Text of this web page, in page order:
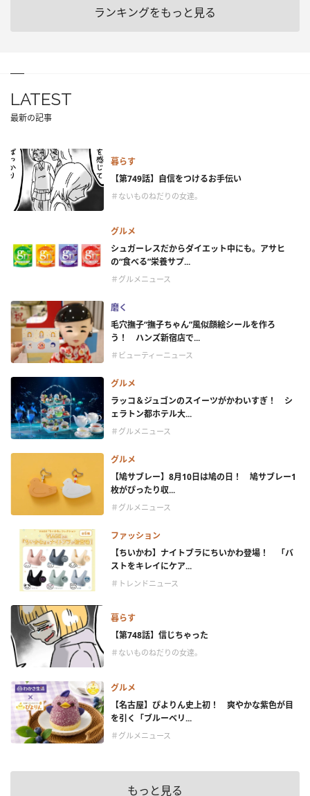
ランキングをもっと見る
LATEST
最新の記事
暮らす
【第749話】自信をつけるお手伝い
＃ないものねだりの女達。
グルメ
シュガーレスだからダイエット中にも。アサヒ
の“食べる”栄養サプ...
＃グルメニュース
磨く
毛穴撫子“撫子ちゃん”風似顔絵シールを作ろ
う！ ハンズ新宿店で...
＃ビューティーニュース
グルメ
ラッコ＆ジュゴンのスイーツがかわいすぎ！ シ
ェラトン都ホテル大...
＃グルメニュース
グルメ
【鳩サブレー】8月10日は鳩の日！ 鳩サブレー1
枚がぴったり収...
＃グルメニュース
ファッション
【ちいかわ】ナイトブラにちいかわ登場！ 「バ
ストをキレイにケア...
＃トレンドニュース
暮らす
【第748話】信じちゃった
＃ないものねだりの女達。
グルメ
【名古屋】ぴよりん史上初！ 爽やかな紫色が目
を引く「ブルーベリ...
＃グルメニュース
もっと見る